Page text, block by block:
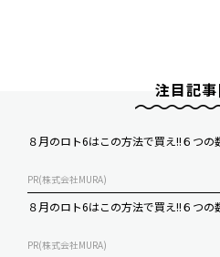
注目記
８月のロト6はこの方法で買え!!６つ
PR(株式会社MURA)
８月のロト6はこの方法で買え!!６つ
PR(株式会社MURA)